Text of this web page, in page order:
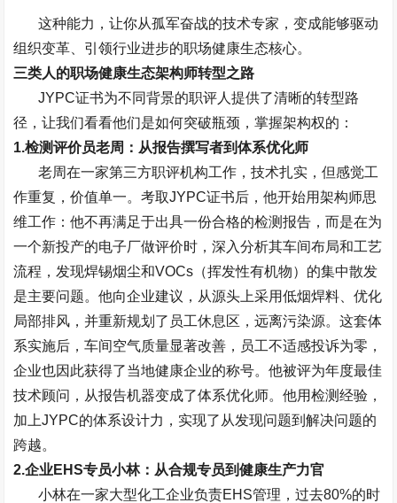
这种能力，让你从孤军奋战的技术专家，变成能够驱动
组织变革、引领行业进步的职场健康生态核心。
三类人的职场健康生态架构师转型之路
JYPC证书为不同背景的职评人提供了清晰的转型路
径，让我们看看他们是如何突破瓶颈，掌握架构权的：
1.检测评价员老周：从报告撰写者到体系优化师
老周在一家第三方职评机构工作，技术扎实，但感觉工
作重复，价值单一。考取JYPC证书后，他开始用架构师思
维工作：他不再满足于出具一份合格的检测报告，而是在为
一个新投产的电子厂做评价时，深入分析其车间布局和工艺
流程，发现焊锡烟尘和VOCs （挥发性有机物）的集中散发
是主要问题。他向企业建议，从源头上采用低烟焊料、优化
局部排风，并重新规划了员工休息区，远离污染源。这套体
系实施后，车间空气质量显著改善，员工不适感投诉为零，
企业也因此获得了当地健康企业的称号。他被评为年度最佳
技术顾问，从报告机器变成了体系优化师。他用检测经验，
加上JYPC的体系设计力，实现了从发现问题到解决问题的
跨越。
2.企业EHS专员小林：从合规专员到健康生产力官
小林在一家大型化工企业负责EHS管理，过去80%的时